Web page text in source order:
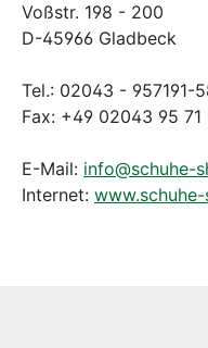
Voßstr. 198 - 200
D-45966 Gladbeck
Tel.: 02043 - 957191-
Fax: +49 02043 95 71
E-Mail: info@schuhe-
Internet: